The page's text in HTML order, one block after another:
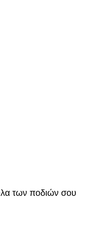
των ποδιών σου